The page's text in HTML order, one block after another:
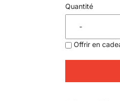
Quantité
-
Offrir en